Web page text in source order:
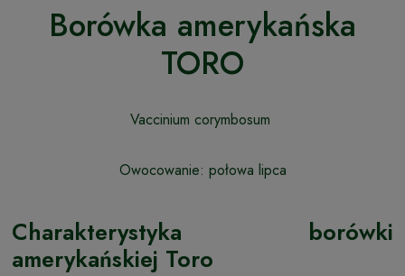
Borówka amerykańska
TORO
Vaccinium corymbosum
Owocowanie: połowa lipca
Charakterystyka borówki
amerykańskiej Toro